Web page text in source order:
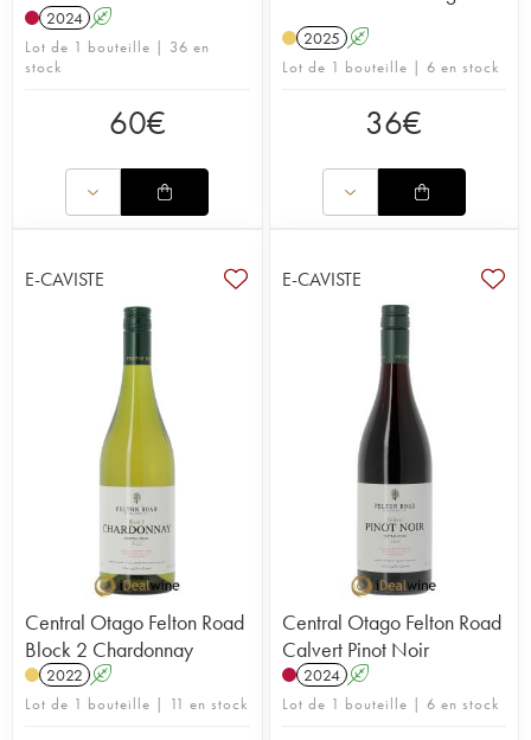
2024 A
Lot de 1 bouteille | 36 en
stock
60€
2025 A
Lot de 1 bouteille | 6 en stock
36€
E-CAVISTE
Central Otago Felton Road
Block 2 Chardonnay
2022 A
Lot de 1 bouteille | 11 en stock
E-CAVISTE
Central Otago Felton Road
Calvert Pinot Noir
2024 A
Lot de 1 bouteille | 6 en stock